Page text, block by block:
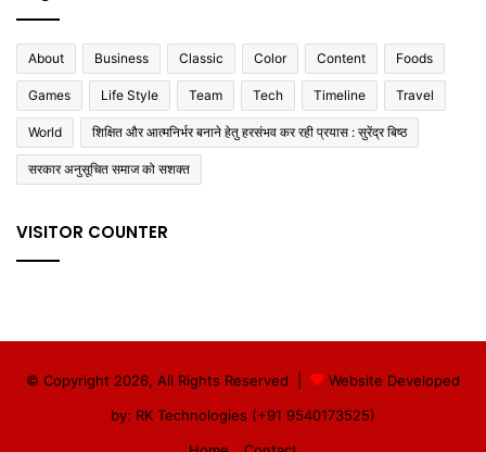
About Business Classic Color Content Foods
Games Life Style Team Tech Timeline Travel
World शिक्षित और आत्मनिर्भर बनाने हेतु हरसंभव कर रही प्रयास : सुरेंद्र बिष्ठ
सरकार अनुसूचित समाज को सशक्त
VISITOR COUNTER
© Copyright 2026, All Rights Reserved |
Website Developed
by: RK Technologies (+91 9540173525)